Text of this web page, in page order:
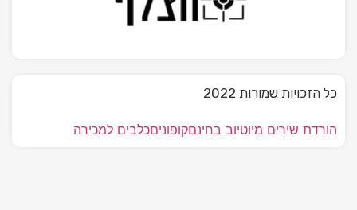
כל הזכויות שמורות 2022
הורדת שירים מיוטיוב בחינםקופוניםכלבים למכירה